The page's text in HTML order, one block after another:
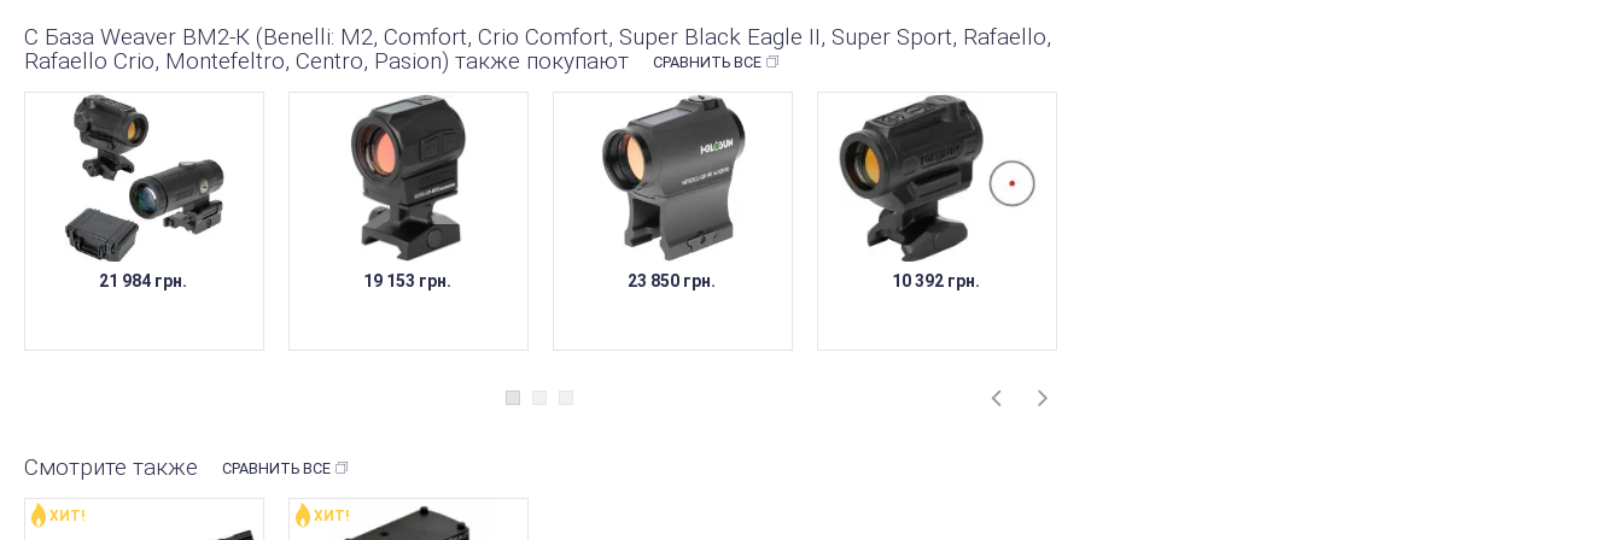
С База Weaver ВМ2-К (Benelli: M2, Comfort, Crio Comfort, Super Black Eagle II, Super Sport, Rafaello,
Rafaello Crio, Montefeltro, Centro, Pasion) также покупают
СРАВНИТЬ ВСЕ
21 984 грн. 19 153 грн. 23 850 грн. 10 392 грн.
Смотрите также СРАВНИТЬ ВСЕ
ХИТ! ХИТ!